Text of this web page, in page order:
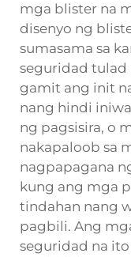
mga blister na
disenyo ng
sumasama sa
seguridad tulad
gamit ang init
nang hindi
ng pagsisira, o
nakapaloob sa
nagpapagana
kung ang mga
tindahan nang
pagbili. Ang
seguridad na